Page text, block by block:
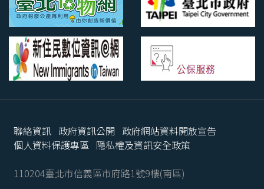
聯絡資訊 政府資訊公開 政府網站資料開放宣告
個人資料保護專區 隱私權及資訊安全政策
110204臺北市信義區市府路1號9樓(南區)